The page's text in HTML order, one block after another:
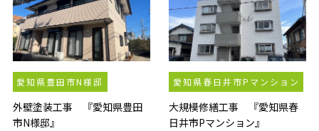
愛知県豊田市N様邸
外壁塗装工事 『愛知県豊田
市N様邸』
愛知県春日井市Pマンション
大規模修繕工事 『愛知県春
日井市Pマンション』